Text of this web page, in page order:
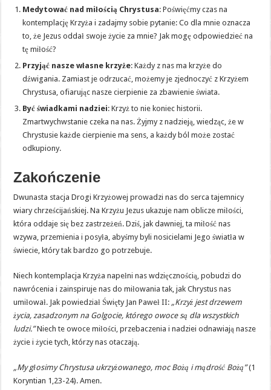
Medytować nad miłością Chrystusa: Poświęćmy czas na
kontemplację Krzyża i zadajmy sobie pytanie: Co dla mnie oznacza
to, że Jezus oddał swoje życie za mnie? Jak mogę odpowiedzieć na
tę miłość?
Przyjąć nasze własne krzyże: Każdy z nas ma krzyże do
dźwigania. Zamiast je odrzucać, możemy je zjednoczyć z Krzyżem
Chrystusa, ofiarując nasze cierpienie za zbawienie świata.
Być świadkami nadziei: Krzyż to nie koniec historii.
Zmartwychwstanie czeka na nas. Żyjmy z nadzieją, wiedząc, że w
Chrystusie każde cierpienie ma sens, a każdy ból może zostać
odkupiony.
Zakończenie
Dwunasta stacja Drogi Krzyżowej prowadzi nas do serca tajemnicy
wiary chrześcijańskiej. Na Krzyżu Jezus ukazuje nam oblicze miłości,
która oddaje się bez zastrzeżeń. Dziś, jak dawniej, ta miłość nas
wzywa, przemienia i posyła, abyśmy byli nosicielami Jego światła w
świecie, który tak bardzo go potrzebuje.
Niech kontemplacja Krzyża napełni nas wdzięcznością, pobudzi do
nawrócenia i zainspiruje nas do miłowania tak, jak Chrystus nas
umiłował. Jak powiedział Święty Jan Paweł II: „Krzyż jest drzewem
życia, zasadzonym na Golgocie, którego owoce są dla wszystkich
ludzi.”Niech te owoce miłości, przebaczenia i nadziei odnawiają nasze
życie i życie tych, którzy nas otaczają.
„My głosimy Chrystusa ukrzyżowanego, moc Bożą i mądrość Bożą”(1
Koryntian 1,23-24). Amen.